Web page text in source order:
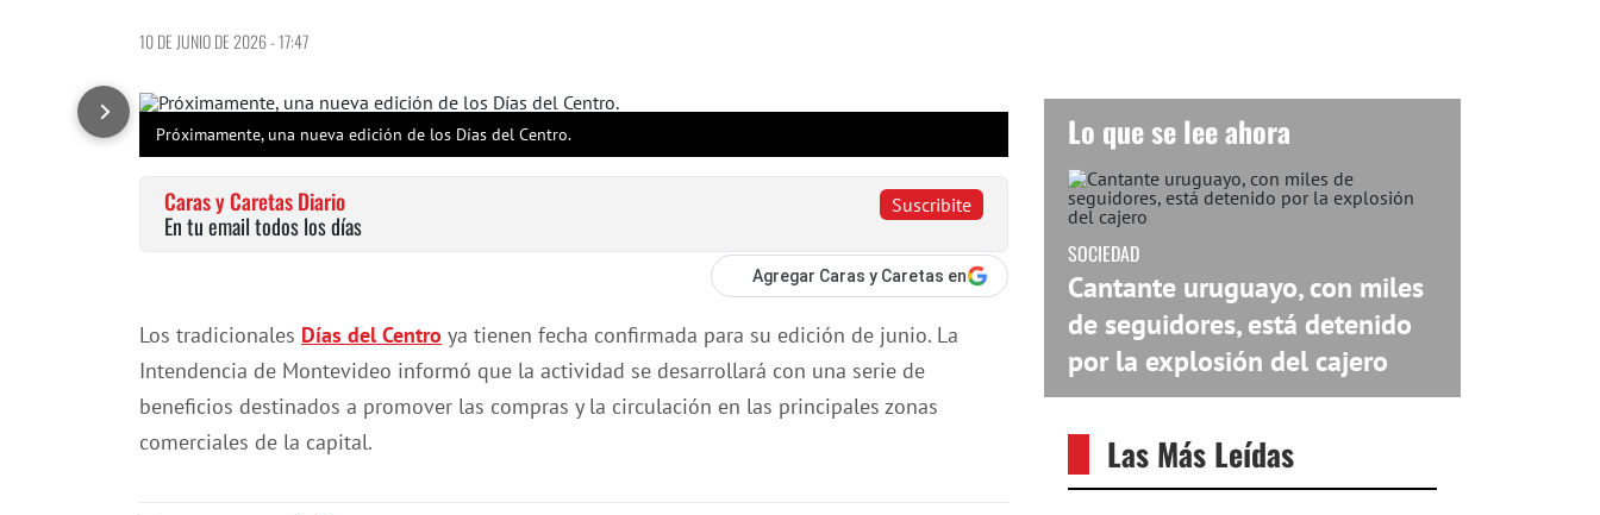
10 DE JUNIO DE 2026 - 17:47
Próximamente, una nueva edición de los Días del Centro.
Suscribite
Caras y Caretas Diario
En tu email todos los días
Agregar Caras y Caretas en
Los tradicionales Días del Centro ya tienen fecha confirmada para su edición de junio. La
Intendencia de Montevideo informó que la actividad se desarrollará con una serie de
beneficios destinados a promover las compras y la circulación en las principales zonas
comerciales de la capital.
Lo que se lee ahora
SOCIEDAD
Cantante uruguayo, con miles
de seguidores, está detenido
por la explosión del cajero
Las Más Leídas